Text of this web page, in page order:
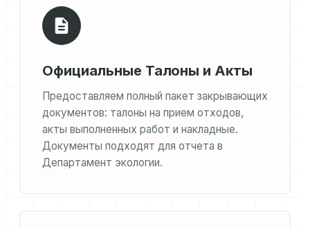
Официальные Талоны и Акты
Предоставляем полный пакет закрывающих
документов: талоны на прием отходов,
акты выполненных работ и накладные.
Документы подходят для отчета в
Департамент экологии.